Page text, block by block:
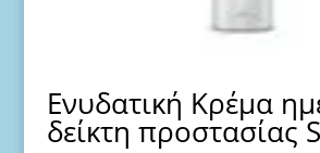
Ενυδατική Κρέμα
δείκτη προστασίας